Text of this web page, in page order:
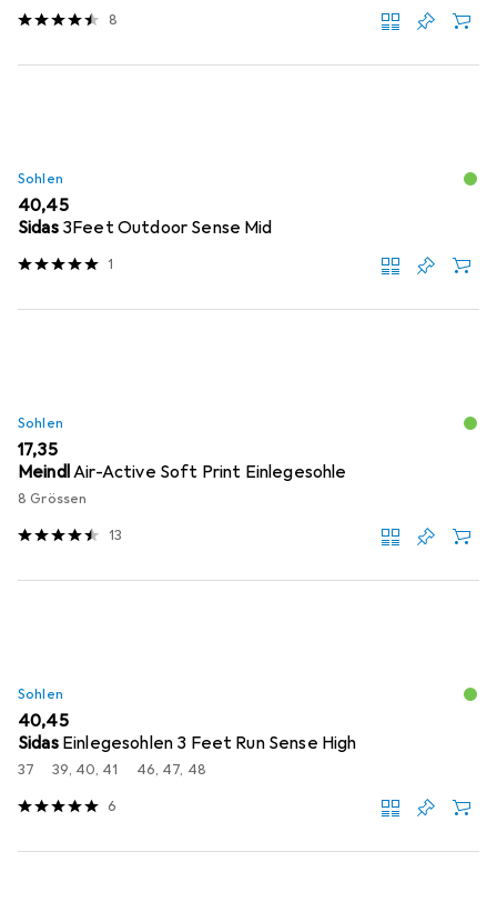
8
Sohlen
EUR
40,45
Sidas 3Feet Outdoor Sense Mid
1
Sohlen
EUR
17,35
MeindlAir-Active Soft Print Einlegesohle
8 Grössen
13
Sohlen
EUR
40,45
Sidas Einlegesohlen 3 Feet Run Sense High
37 39, 40, 41 46, 47, 48
6